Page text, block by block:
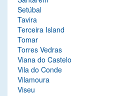
Setúbal
Tavira
Terceira Island
Tomar
Torres Vedras
Viana do Castelo
Vila do Conde
Vilamoura
Viseu